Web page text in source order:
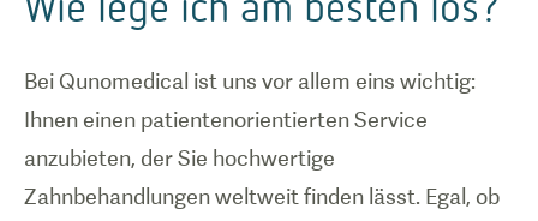
Bei Qunomedical ist uns vor allem eins wichtig:
Ihnen einen patientenorientierten Service
anzubieten, der Sie hochwertige
Zahnbehandlungen weltweit finden lässt. Egal, ob